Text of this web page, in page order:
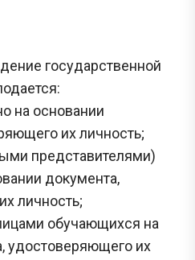
государственной
на основании
их личность;
представителями)
документа,
личность;
обучающихся на
удостоверяющего их